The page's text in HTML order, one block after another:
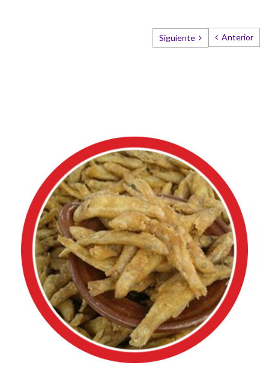
Anterior
Siguiente